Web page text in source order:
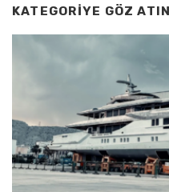
KATEGORIYE GÖZ